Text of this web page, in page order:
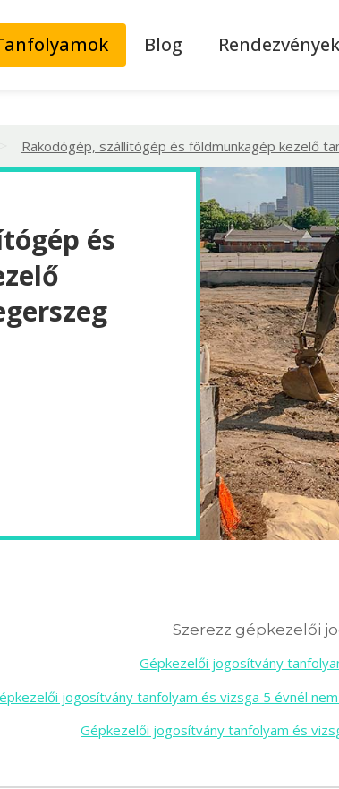
Blog Rendezvények
Rakodógép, szállítógép és földmunkagép kezelő
és
Szerezz gépkezelői
Gépkezelői jogosítvány
jogosítvány tanfolyam és vizsga 5 évnél
Gépkezelői jogosítvány tanfolyam és